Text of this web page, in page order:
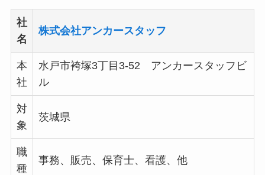
社
名
株式会社アンカースタッフ
本
社
水戸市袴塚3丁目3-52 アンカースタッフビ
ル
対
象
茨城県
職
種
事務、販売、保育士、看護、他